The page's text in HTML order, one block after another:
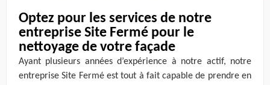
Optez pour les services de notre
entreprise Site Fermé pour le
nettoyage de votre façade
Ayant plusieurs années d’expérience à notre actif, notre
entreprise Site Fermé est tout à fait capable de prendre en